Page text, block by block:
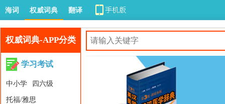
海词 权威词典 翻译
权威词典-APP分类
学习考试
中小学 四六级
托福/雅思